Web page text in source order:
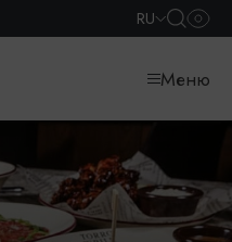
RU
Меню